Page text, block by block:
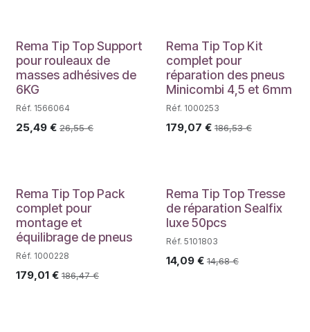
Rema Tip Top Support
pour rouleaux de
masses adhésives de
6KG
Réf. 1566064
25,49 € 26,55€
PROMO
Rema Tip Top Kit
complet pour
réparation des pneus
Minicombi 4,5 et 6mm
Réf. 1000253
179,07 € 186,53€
PROMO
Rema Tip Top Pack
complet pour
montage et
équilibrage de pneus
Réf. 1000228
179,01 € 186,47€
PROMO
Rema Tip Top Tresse
de réparation Sealfix
luxe 50pcs
Réf. 5101803
14,09€ 14,68€